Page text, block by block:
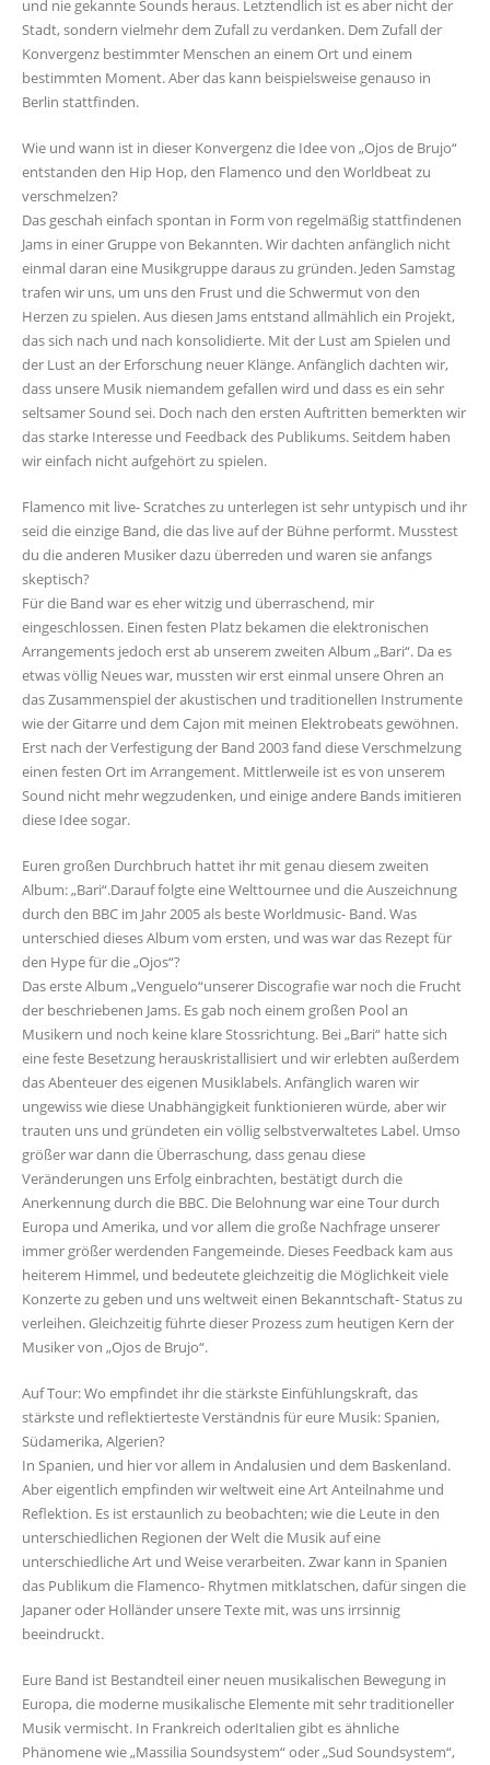
und nie gekannte Sounds heraus. Letztendlich ist es aber nicht der
Stadt, sondern vielmehr dem Zufall zu verdanken. Dem Zufall der
Konvergenz bestimmter Menschen an einem Ort und einem
bestimmten Moment. Aber das kann beispielsweise genauso in
Berlin stattfinden.
Wie und wann ist in dieser Konvergenz die Idee von „Ojos de Brujo“
entstanden den Hip Hop, den Flamenco und den Worldbeat zu
verschmelzen?
Das geschah einfach spontan in Form von regelmäßig stattfindenen
Jams in einer Gruppe von Bekannten. Wir dachten anfänglich nicht
einmal daran eine Musikgruppe daraus zu gründen. Jeden Samstag
trafen wir uns, um uns den Frust und die Schwermut von den
Herzen zu spielen. Aus diesen Jams entstand allmählich ein Projekt,
das sich nach und nach konsolidierte. Mit der Lust am Spielen und
der Lust an der Erforschung neuer Klänge. Anfänglich dachten wir,
dass unsere Musik niemandem gefallen wird und dass es ein sehr
seltsamer Sound sei. Doch nach den ersten Auftritten bemerkten wir
das starke Interesse und Feedback des Publikums. Seitdem haben
wir einfach nicht aufgehört zu spielen.
Flamenco mit live- Scratches zu unterlegen ist sehr untypisch und ihr
seid die einzige Band, die das live auf der Bühne performt. Musstest
du die anderen Musiker dazu überreden und waren sie anfangs
skeptisch?
Für die Band war es eher witzig und überraschend, mir
eingeschlossen. Einen festen Platz bekamen die elektronischen
Arrangements jedoch erst ab unserem zweiten Album „Bari“. Da es
etwas völlig Neues war, mussten wir erst einmal unsere Ohren an
das Zusammenspiel der akustischen und traditionellen Instrumente
wie der Gitarre und dem Cajon mit meinen Elektrobeats gewöhnen.
Erst nach der Verfestigung der Band 2003 fand diese Verschmelzung
einen festen Ort im Arrangement. Mittlerweile ist es von unserem
Sound nicht mehr wegzudenken, und einige andere Bands imitieren
diese Idee sogar.
Euren großen Durchbruch hattet ihr mit genau diesem zweiten
Album: „Bari“.Darauf folgte eine Welttournee und die Auszeichnung
durch den BBC im Jahr 2005 als beste Worldmusic- Band. Was
unterschied dieses Album vom ersten, und was war das Rezept für
den Hype für die „Ojos“?
Das erste Album „Venguelo“unserer Discografie war noch die Frucht
der beschriebenen Jams. Es gab noch einem großen Pool an
Musikern und noch keine klare Stossrichtung. Bei „Bari“ hatte sich
eine feste Besetzung herauskristallisiert und wir erlebten außerdem
das Abenteuer des eigenen Musiklabels. Anfänglich waren wir
ungewiss wie diese Unabhängigkeit funktionieren würde, aber wir
trauten uns und gründeten ein völlig selbstverwaltetes Label. Umso
größer war dann die Überraschung, dass genau diese
Veränderungen uns Erfolg einbrachten, bestätigt durch die
Anerkennung durch die BBC. Die Belohnung war eine Tour durch
Europa und Amerika, und vor allem die große Nachfrage unserer
immer größer werdenden Fangemeinde. Dieses Feedback kam aus
heiterem Himmel, und bedeutete gleichzeitig die Möglichkeit viele
Konzerte zu geben und uns weltweit einen Bekanntschaft- Status zu
verleihen. Gleichzeitig führte dieser Prozess zum heutigen Kern der
Musiker von „Ojos de Brujo“.
Auf Tour: Wo empfindet ihr die stärkste Einfühlungskraft, das
stärkste und reflektierteste Verständnis für eure Musik: Spanien,
Südamerika, Algerien?
In Spanien, und hier vor allem in Andalusien und dem Baskenland.
Aber eigentlich empfinden wir weltweit eine Art Anteilnahme und
Reflektion. Es ist erstaunlich zu beobachten; wie die Leute in den
unterschiedlichen Regionen der Welt die Musik auf eine
unterschiedliche Art und Weise verarbeiten. Zwar kann in Spanien
das Publikum die Flamenco- Rhytmen mitklatschen, dafür singen die
Japaner oder Holländer unsere Texte mit, was uns irrsinnig
beeindruckt.
Eure Band ist Bestandteil einer neuen musikalischen Bewegung in
Europa, die moderne musikalische Elemente mit sehr traditioneller
Musik vermischt. In Frankreich oderItalien gibt es ähnliche
Phänomene wie „Massilia Soundsystem“ oder „Sud Soundsystem“,